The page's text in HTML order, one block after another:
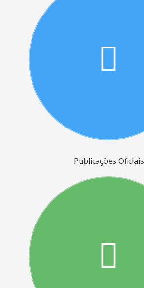
Publicações Oficiais